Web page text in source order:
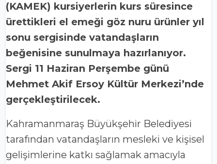
(KAMEK) kursiyerlerin kurs süresince
ürettikleri el emeği göz nuru ürünler yıl
sonu sergisinde vatandaşların
beğenisine sunulmaya hazırlanıyor.
Sergi 11 Haziran Perşembe günü
Mehmet Akif Ersoy Kültür Merkezi’nde
gerçekleştirilecek.
Kahramanmaraş Büyükşehir Belediyesi
tarafından vatandaşların mesleki ve kişisel
gelişimlerine katkı sağlamak amacıyla